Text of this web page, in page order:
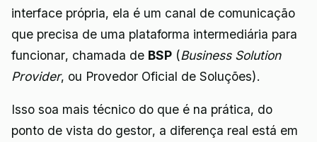
interface própria, ela é um canal de comunicação
que precisa de uma plataforma intermediária para
funcionar, chamada de BSP (Business Solution
Provider, ou Provedor Oficial de Soluções).
Isso soa mais técnico do que é na prática, do
ponto de vista do gestor, a diferença real está em